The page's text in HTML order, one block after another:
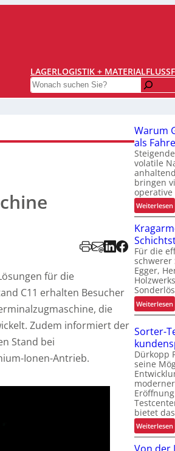
LAGERLOGISTIK + MATERIALFLUSS
Search
für die
C11 erhalten Besucher
die
Zudem informiert der
Stand bei
Ionen-Antrieb.
Warum
als
volatile
bringen
operative
Weiterlesen:
r
r
e
i
p
l
e
x
r
Für die
schwerer
Egger,
Weiterlesen:
r
-
U
n
i
Sorter-
Dürkopp
seine
bietet
Weiterlesen: